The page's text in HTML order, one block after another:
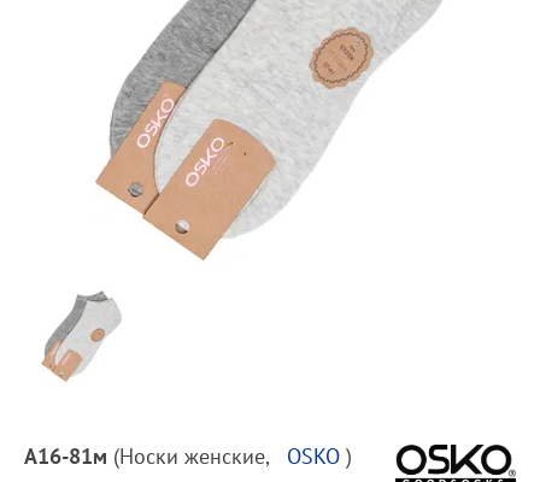
Описание
А16-81м (Носки женские, OSKO )